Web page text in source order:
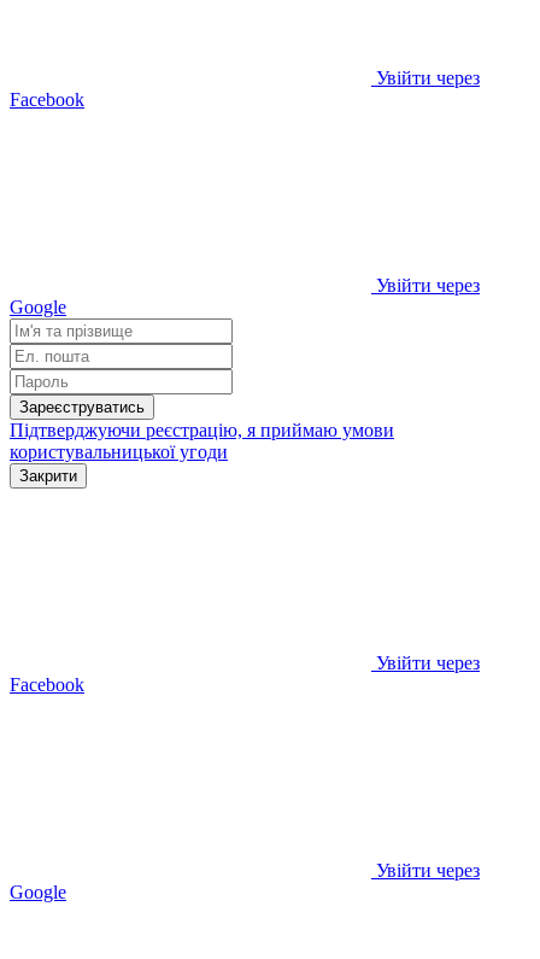
Увійти через
Facebook
Увійти через
Google
Зареєструватись
Підтверджуючи реєстрацію, я приймаю умови
користувальницької угоди
Закрити
Увійти через
Facebook
Увійти через
Google